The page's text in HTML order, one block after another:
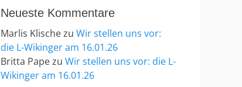
Neueste Kommentare
Marlis Klischezu Wir stellen uns vor:
die L-Wikinger am 16.01.26
Britta Papezu Wir stellen uns vor: die L-
Wikinger am 16.01.26